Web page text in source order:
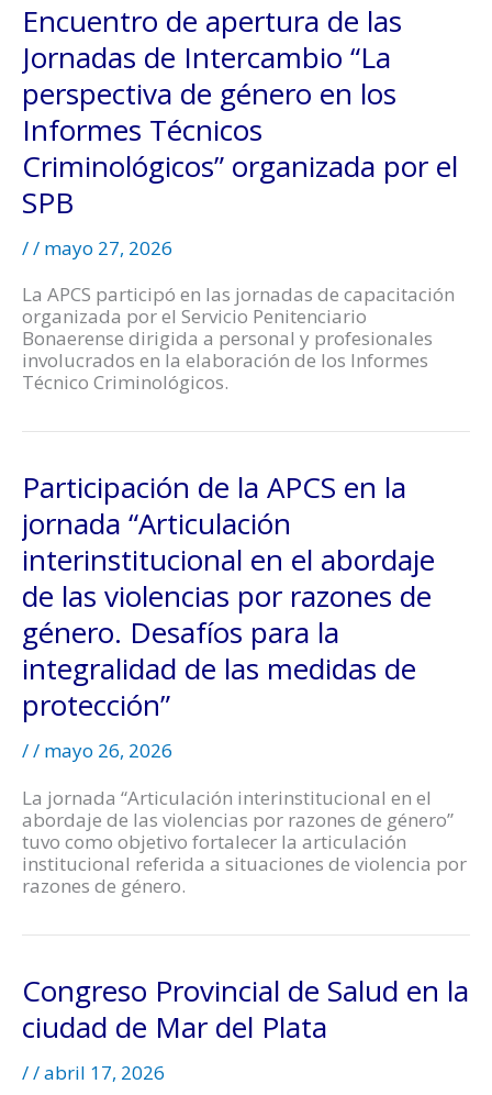
Encuentro de apertura de las
Jornadas de Intercambio “La
perspectiva de género en los
Informes Técnicos
Criminológicos” organizada por el
SPB
// mayo 27, 2026
La APCS participó en las jornadas de capacitación
organizada por el Servicio Penitenciario
Bonaerense dirigida a personal y profesionales
involucrados en la elaboración de los Informes
Técnico Criminológicos.
Participación de la APCS en la
jornada “Articulación
interinstitucional en el abordaje
de las violencias por razones de
género. Desafíos para la
integralidad de las medidas de
protección”
// mayo 26, 2026
La jornada “Articulación interinstitucional en el
abordaje de las violencias por razones de género”
tuvo como objetivo fortalecer la articulación
institucional referida a situaciones de violencia por
razones de género.
Congreso Provincial de Salud en la
ciudad de Mar del Plata
//abril 17, 2026